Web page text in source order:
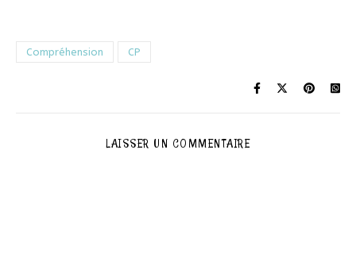
Compréhension CP
LAISSER UN COMMENTAIRE